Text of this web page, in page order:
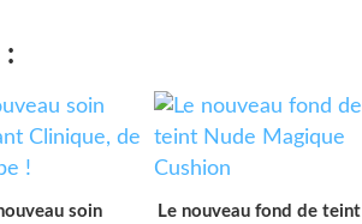
soin
Le nouveau fond de teint